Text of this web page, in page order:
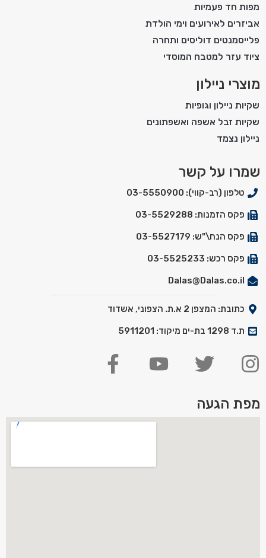
מפות חד פעמיות
אביזרים לאירועים וימי הולדת
פלייסמנטים דוליסים ותחרה
ציוד עזר למטבח המוסדי
מוצרי ניילון
שקיות ניילון וגופיות
שקיות זבל אשפה ואשפתונים
ניילון נצמד
שמרו על קשר
טלפון (רב-קווי): 03-5550900
פקס הזמנות: 03-5529288
פקס הנח\"ש: 03-5527179
פקס רכש: 03-5525233
Dalas@Dalas.co.il
כתובת: המצפן 2 א.ת. הצפוני, אשדוד
ת.ד 1298 בת-ים מיקוד: 5911201
מפת הגעה